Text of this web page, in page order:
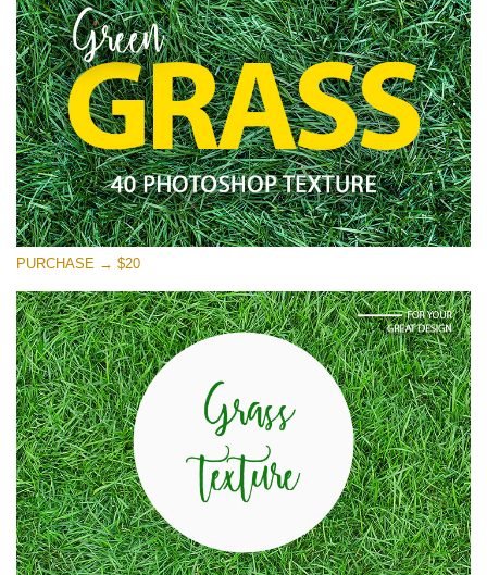
Green Grass
(40 Textures)
Large 6000*4000px
Entire Collection
(1783 Overlays)
Large 6000*4000px
Descarga gratis
PURCHASE → $20